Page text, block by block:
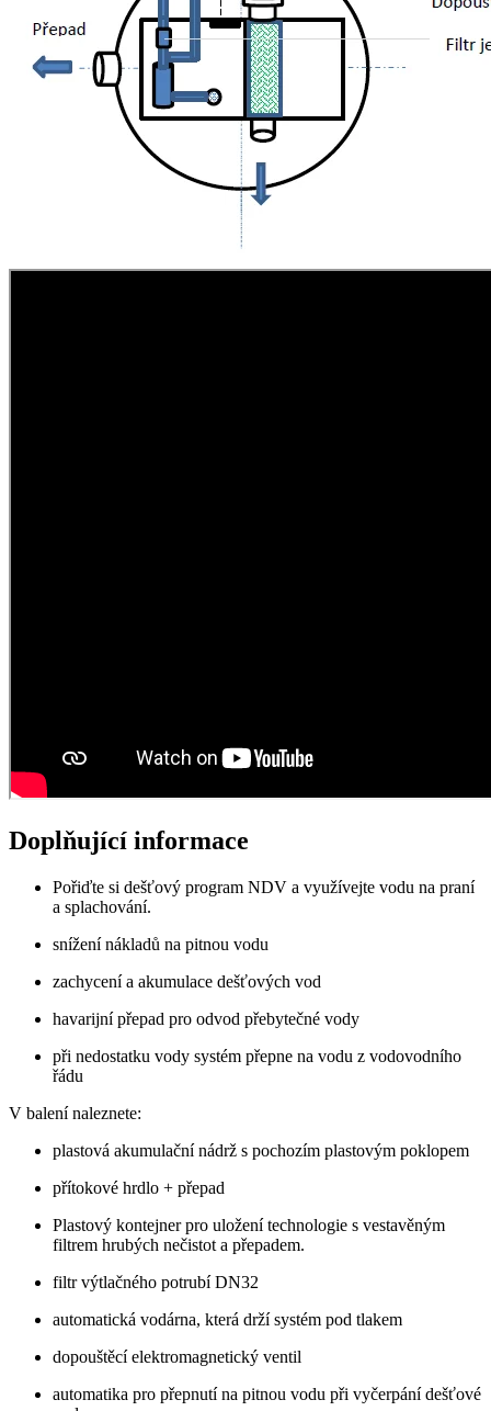
Doplňující informace
Pořiďte si dešťový program NDV a využívejte vodu na praní
a splachování.
snížení nákladů na pitnou vodu
zachycení a akumulace dešťových vod
havarijní přepad pro odvod přebytečné vody
při nedostatku vody systém přepne na vodu z vodovodního
řádu
V balení naleznete:
plastová akumulační nádrž s pochozím plastovým poklopem
přítokové hrdlo + přepad
Plastový kontejner pro uložení technologie s vestavěným
filtrem hrubých nečistot a přepadem.
filtr výtlačného potrubí DN32
automatická vodárna, která drží systém pod tlakem
dopouštěcí elektromagnetický ventil
automatika pro přepnutí na pitnou vodu při vyčerpání dešťové